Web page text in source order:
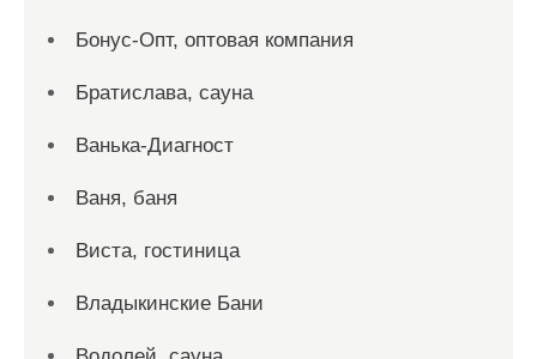
Бонус-Опт, оптовая компания
Братислава, сауна
Ванька-Диагност
Ваня, баня
Виста, гостиница
Владыкинские Бани